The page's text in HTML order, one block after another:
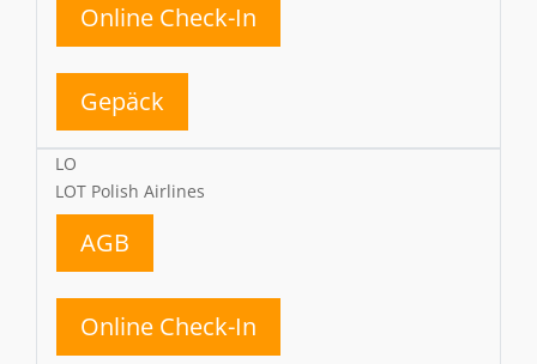
Online Check-In
Gepäck
LO
LOT Polish Airlines
AGB
Online Check-In